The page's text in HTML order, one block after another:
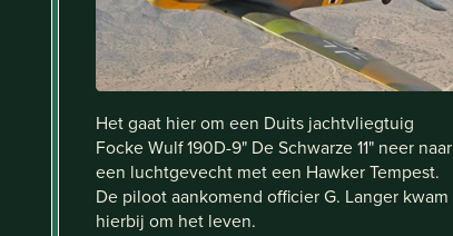
Het gaat hier om een Duits jachtvliegtuig
Focke Wulf 190D-9" De Schwarze 11" neer naar
een luchtgevecht met een Hawker Tempest.
De piloot aankomend officier G. Langer kwam
hierbij om het leven.